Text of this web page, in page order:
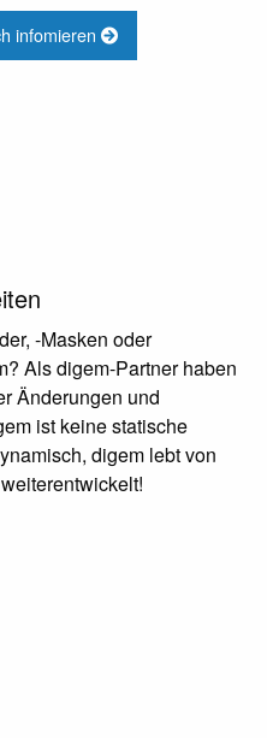
infomieren
-Masken oder
Als digem-Partner haben
Änderungen und
ist keine statische
digem lebt von